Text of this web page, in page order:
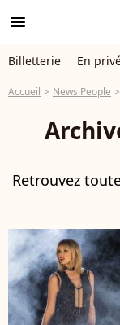
menu
Billetterie En
Accueil News People
Retrouvez